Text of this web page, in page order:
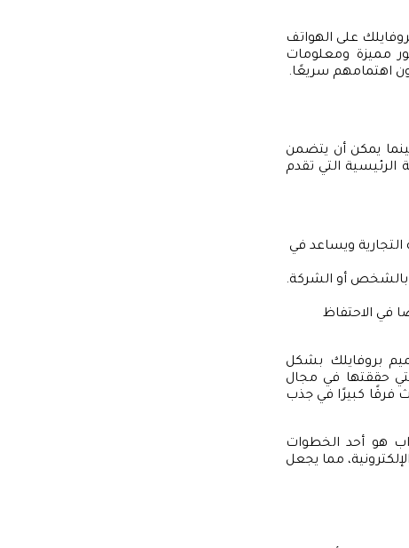
على الهواتف
مميزة ومعلومات
اهتمامهم سريعًا.
يمكن أن يتضمن
الرئيسية التي تقدم
ويساعد في
بالشخص أو الشركة.
في الاحتفاظ
بروفايلك بشكل
حققتها في مجال
فرقًا كبيرًا في جذب
هو أحد الخطوات
مما يجعل